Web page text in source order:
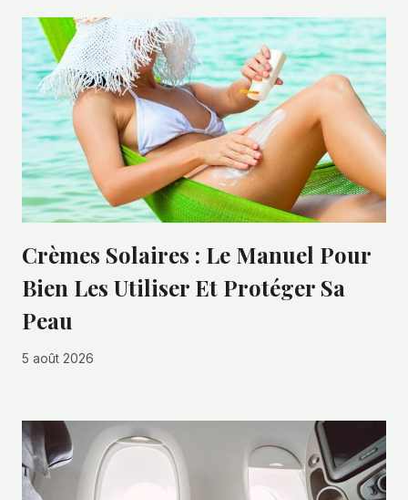
Crèmes Solaires : Le Manuel Pour
Bien Les Utiliser Et Protéger Sa
Peau
5 août 2026